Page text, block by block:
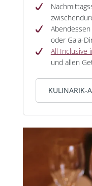
oder Gala-
All Inclusive
und allen
KULINARIK-